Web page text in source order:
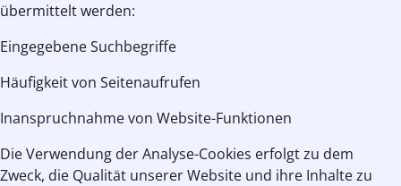
übermittelt werden:
Eingegebene Suchbegriffe
Häufigkeit von Seitenaufrufen
Inanspruchnahme von Website-Funktionen
Die Verwendung der Analyse-Cookies erfolgt zu dem
Zweck, die Qualität unserer Website und ihre Inhalte zu